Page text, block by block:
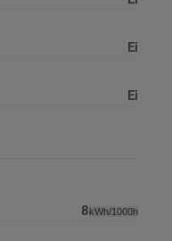
Ei
Ei
8 kWh/1000h